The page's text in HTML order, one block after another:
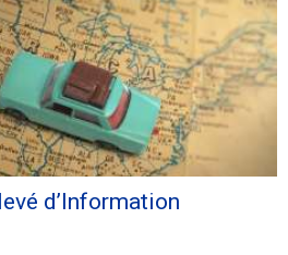
d’Information